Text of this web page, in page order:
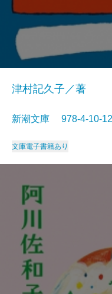
津村記久子／著
新潮文庫 978-4-10-
文庫電子書籍あり